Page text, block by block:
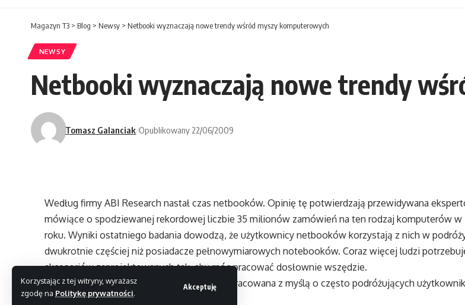
Korzystając z tej witryny, wyrażasz
zgodę na Politykę prywatności.
Akceptuję
Magazyn T3 > Blog > Newsy > Netbooki wyznaczają nowe trendy wśród myszy komputerowych
NEWSY
Netbooki wyznaczają nowe trendy
Tomasz Galanciak Opublikowany 22/06/2009
Według firmy ABI Research nastał czas netbooków. Opinię tę potwierdzają przewidywana
mówiące o spodziewanej rekordowej liczbie 35 milionów zamówień na ten rodzaj komputerów w
roku. Wyniki ostatniego badania dowodzą, że użytkownicy netbooków korzystają z nich w
dwukrotnie częściej niż posiadacze pełnowymiarowych notebooków. Coraz więcej ludzi
akcesoriów zaprojektowanych tak, aby móc pracować dosłownie wszędzie.
Technologia Microsoft BlueTrack została opracowana z myślą o często podróżujących
Dzięki niej mysz może działać praktycznie